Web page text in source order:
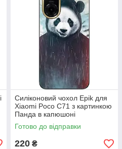
Силіконовий чохол Epik для
Xiaomi Poco C71 з картинкою
Панда в капюшоні
Готово до відправки
220 ₴